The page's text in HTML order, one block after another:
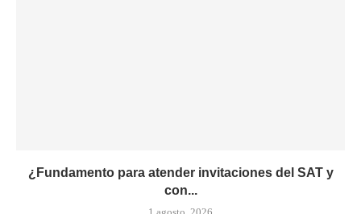
¿Fundamento para atender invitaciones del SAT y
con...